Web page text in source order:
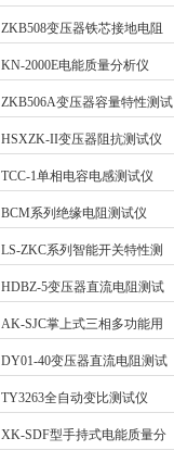
ZKB508变压器铁芯接地电阻
KN-2000E电能质量分析仪
ZKB506A变压器容量特性测试
HSXZK-II变压器阻抗测试仪
TCC-1单相电容电感测试仪
BCM系列绝缘电阻测试仪
LS-ZKC系列智能开关特性测
HDBZ-5变压器直流电阻测试
AK-SJC掌上式三相多功能用
DY01-40变压器直流电阻测试
TY3263全自动变比测试仪
XK-SDF型手持式电能质量分